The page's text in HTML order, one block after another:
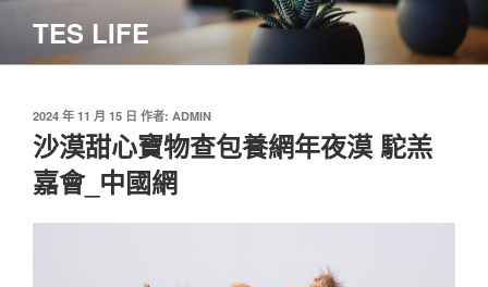
主
TES LIFE
發
佈
於
2024 年 11 月 15 日 作者: ADMIN
沙漠甜心寶物查包養網年夜漠 駝羔
嘉會_中國網